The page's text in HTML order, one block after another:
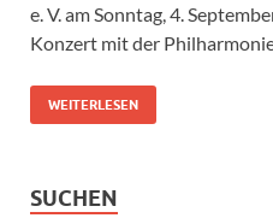
e. V. am Sonntag, 4.
Konzert mit der
WEITERLESEN
SUCHEN